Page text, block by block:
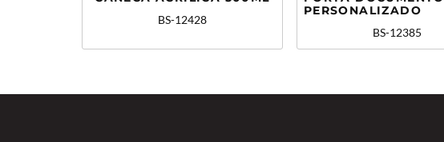
BS-12428
PERSONALIZADO
BS-12385